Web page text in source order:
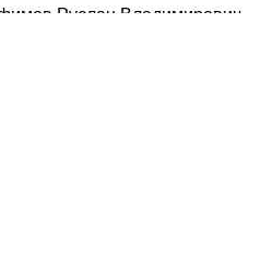
Руслан Владимирович